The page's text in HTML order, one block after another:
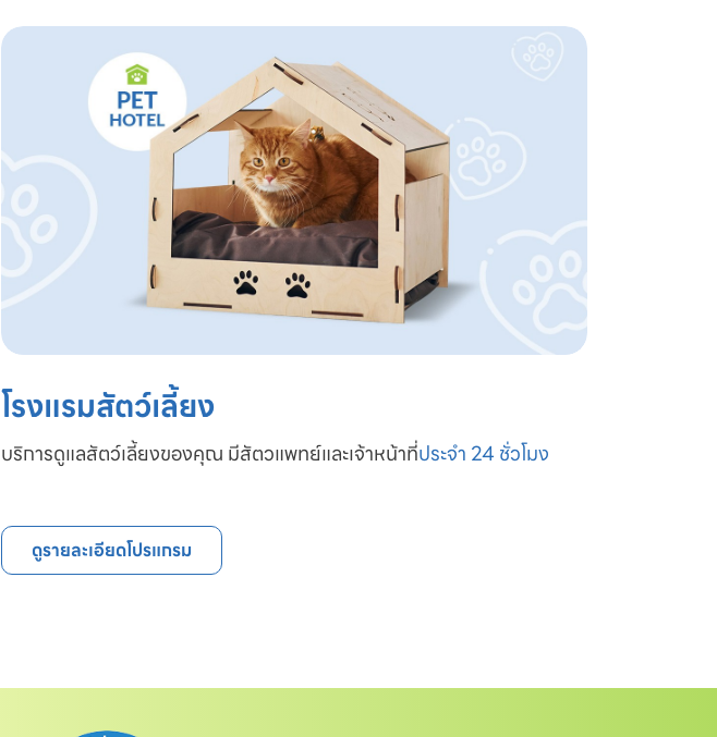
โรงแรมสัตว์เลี้ยง
บริการดูแลสัตว์เลี้ยงของคุณ มีสัตวแพทย์และเจ้าหน้าที่ประจำ 24 ชั่วโมง
ดูรายละเอียดโปรแกรม